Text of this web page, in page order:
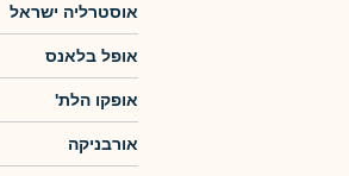
אוסטרליה ישראל
אופל בלאנס
אופקו הלת'
אורבניקה